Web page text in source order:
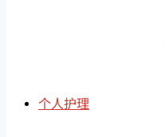
个人护理